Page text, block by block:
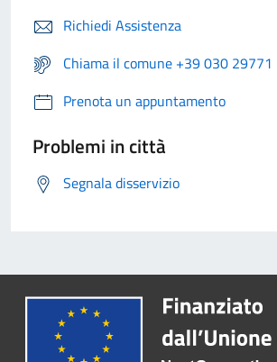
Richiedi Assistenza
Chiama il comune +39 030 29771
Prenota un appuntamento
Problemi in città
Segnala disservizio